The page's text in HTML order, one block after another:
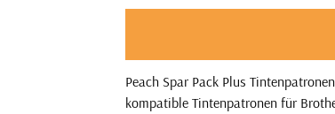
Peach Spar Pack Plus
kompatible Tintenpatronen für